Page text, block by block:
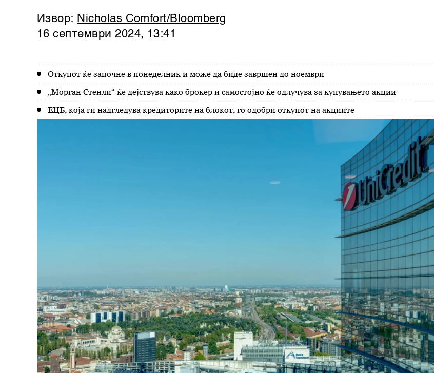
Извор: Nicholas Comfort/Bloomberg
16 септември 2024, 13:41
Откупот ќе започне в понеделник и може да биде завршен до ноември
„Морган Стенли“ ќе дејствува како брокер и самостојно ќе одлучува за купувањето акции
ЕЦБ, која ги надгледува кредиторите на блокот, го одобри откупот на акциите